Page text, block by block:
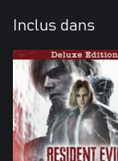
Inclus dans